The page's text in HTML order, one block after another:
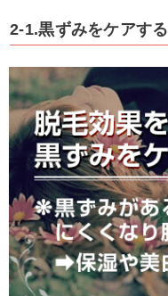
2-1.黒ずみをケアする